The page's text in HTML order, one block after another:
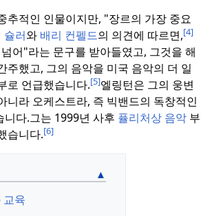
추적인 인물이지만, "장르의 가장 중요
슐러와 배리 컨펠드의 의견에 따르면,[4]
어"라는 문구를 받아들였고, 그것을 해
주했고, 그의 음악을 미국 음악의 더 일
로 언급했습니다.[5]엘링턴은 그의 웅변
니라 오케스트라, 즉 빅밴드의 독창적인
니다.그는 1999년 사후 퓰리처상 음악 부
습니다.[6]
교육